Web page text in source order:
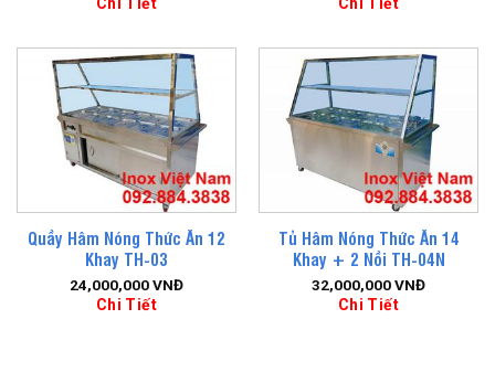
Chi Tiết
Chi Tiết
Quầy Hâm Nóng Thức Ăn 12
Khay TH-03
24,000,000VNĐ
Chi Tiết
Tủ Hâm Nóng Thức Ăn 14
Khay + 2 Nồi TH-04N
32,000,000VNĐ
Chi Tiết